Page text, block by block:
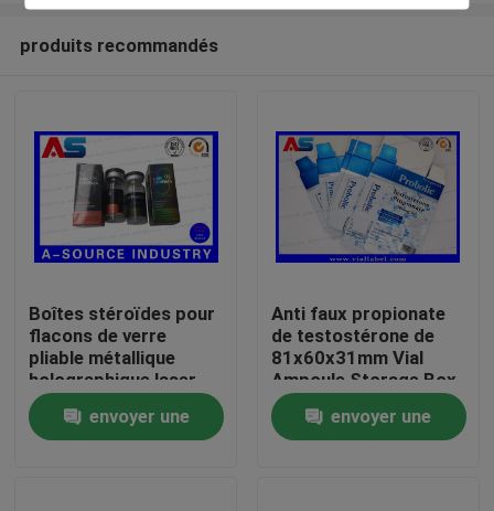
Maison
Produits
produits recommandés
Boîtes stéroïdes pour
flacons de verre
pliable métallique
holographique laser
Étiquette des boîtes
pharmaceutiques
envoyer une
Anti faux propionate
de testostérone de
81x60x31mm Vial
Ampoule Storage Box
For 1ml
envoyer une